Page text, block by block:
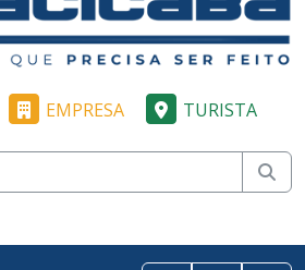
EMPRESA TURISTA